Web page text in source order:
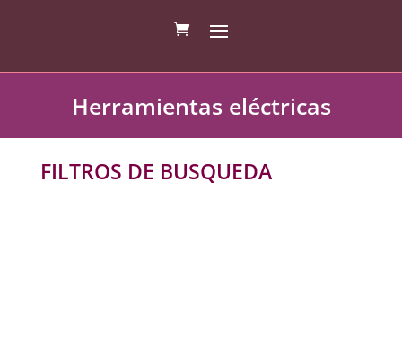
Herramientas eléctricas
FILTROS DE BUSQUEDA